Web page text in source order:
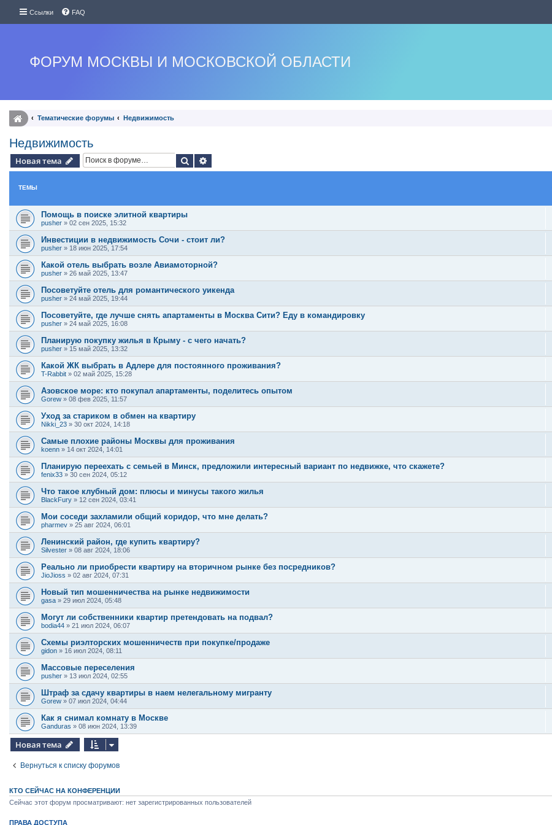
Ссылки FAQ
ФОРУМ МОСКВЫ И МОСКОВСКОЙ ОБЛАСТИ
Тематические форумы Недвижимость
Недвижимость
Новая тема Поиск
ТЕМЫ
Помощь в поиске элитной квартиры
pusher » 02 сен 2025, 15:32
Инвестиции в недвижимость Сочи - стоит ли?
pusher » 18 июн 2025, 17:54
Какой отель выбрать возле Авиамоторной?
pusher » 26 май 2025, 13:47
Посоветуйте отель для романтического уикенда
pusher » 24 май 2025, 19:44
Посоветуйте, где лучше снять апартаменты в Москва Сити? Еду в командировку
pusher » 24 май 2025, 16:08
Планирую покупку жилья в Крыму - с чего начать?
pusher » 15 май 2025, 13:32
Какой ЖК выбрать в Адлере для постоянного проживания?
T-Rabbit » 02 май 2025, 15:28
Азовское море: кто покупал апартаменты, поделитесь опытом
Gorew » 08 фев 2025, 11:57
Уход за стариком в обмен на квартиру
Nikki_23 » 30 окт 2024, 14:18
Самые плохие районы Москвы для проживания
koenn » 14 окт 2024, 14:01
Планирую переехать с семьей в Минск, предложили интересный вариант по недвижке, что скажете?
fenix33 » 30 сен 2024, 05:12
Что такое клубный дом: плюсы и минусы такого жилья
BlackFury » 12 сен 2024, 03:41
Мои соседи захламили общий коридор, что мне делать?
pharmev » 25 авг 2024, 06:01
Ленинский район, где купить квартиру?
Silvester » 08 авг 2024, 18:06
Реально ли приобрести квартиру на вторичном рынке без посредников?
JioJioss » 02 авг 2024, 07:31
Новый тип мошенничества на рынке недвижимости
gasa » 29 июл 2024, 05:48
Могут ли собственники квартир претендовать на подвал?
bodia44 » 21 июл 2024, 06:07
Схемы риэлторских мошенничеств при покупке/продаже
gidon » 16 июл 2024, 08:11
Массовые переселения
pusher » 13 июл 2024, 02:55
Штраф за сдачу квартиры в наем нелегальному мигранту
Gorew » 07 июл 2024, 04:44
Как я снимал комнату в Москве
Ganduras » 08 июн 2024, 13:39
Новая тема
Вернуться к списку форумов
КТО СЕЙЧАС НА КОНФЕРЕНЦИИ
Сейчас этот форум просматривают: нет зарегистрированных пользователей
ПРАВА ДОСТУПА